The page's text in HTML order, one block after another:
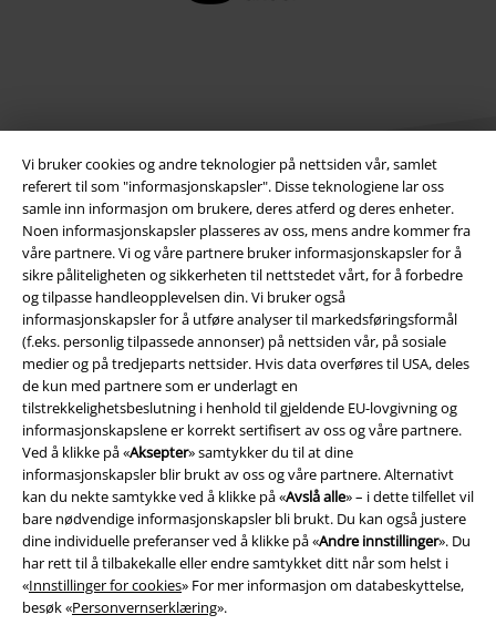
Vi bruker cookies og andre teknologier på nettsiden vår, samlet
referert til som "informasjonskapsler". Disse teknologiene lar oss
samle inn informasjon om brukere, deres atferd og deres enheter.
Noen informasjonskapsler plasseres av oss, mens andre kommer fra
våre partnere. Vi og våre partnere bruker informasjonskapsler for å
sikre påliteligheten og sikkerheten til nettstedet vårt, for å forbedre
og tilpasse handleopplevelsen din. Vi bruker også
informasjonskapsler for å utføre analyser til markedsføringsformål
(f.eks. personlig tilpassede annonser) på nettsiden vår, på sosiale
medier og på tredjeparts nettsider. Hvis data overføres til USA, deles
de kun med partnere som er underlagt en
tilstrekkelighetsbeslutning i henhold til gjeldende EU-lovgivning og
informasjonskapslene er korrekt sertifisert av oss og våre partnere.
Ved å klikke på «Aksepter» samtykker du til at dine
informasjonskapsler blir brukt av oss og våre partnere. Alternativt
kan du nekte samtykke ved å klikke på «Avslå alle» – i dette tilfellet vil
bare nødvendige informasjonskapsler bli brukt. Du kan også justere
dine individuelle preferanser ved å klikke på «Andre innstillinger». Du
har rett til å tilbakekalle eller endre samtykket ditt når som helst i
«Innstillinger for cookies» For mer informasjon om databeskyttelse,
besøk «Personvernserklæring».
Juridisk informasjon/Vilkår
Vilkår
Impressum
Konfidensialitetserklæring
Avfallshåndtering og miljøbeskyttelse
Samsvarserklæring
Innstillinger for cookies
Angre bestilling